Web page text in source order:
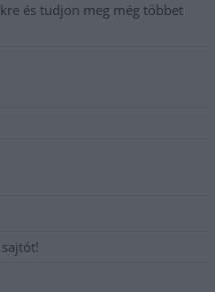
és tudjon meg még többet